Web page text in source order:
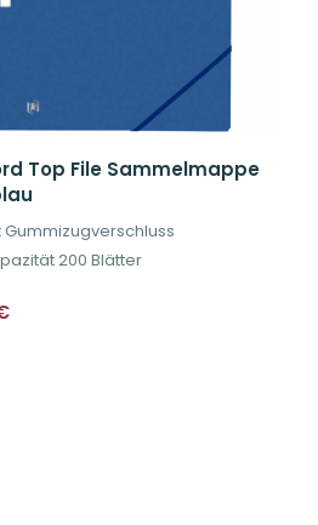
Top File Sammelmappe
Gummizugverschluss
200 Blätter